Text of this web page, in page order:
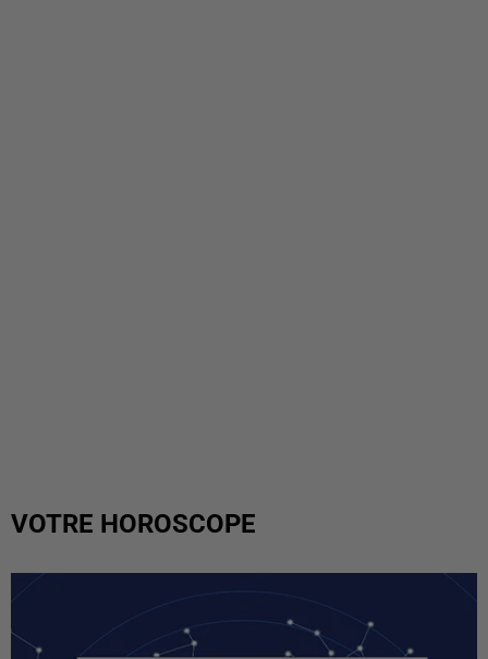
VOTRE HOROSCOPE